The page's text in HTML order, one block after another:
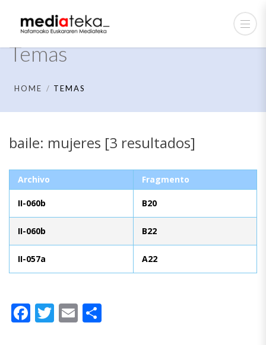
Temas
HOME TEMAS
baile: mujeres [3 resultados]
Archivo Fragmento
II-060b B20
II-060b B22
II-057a A22
Facebook
Twitter
Email